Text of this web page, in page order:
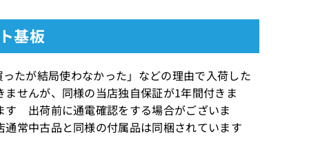
基板
が結局使わなかった」などの理由で入荷した
せんが、同様の当店独自保証が1年間付きま
出荷前に通電確認をする場合がございま
常中古品と同様の付属品は同梱されています